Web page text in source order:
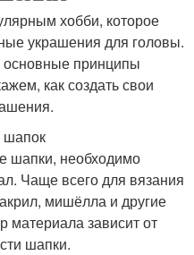
хобби, которое
украшения для головы.
основные принципы
как создать свои
шапок
шапки, необходимо
Чаще всего для вязания
мишёлла и другие
материала зависит от
шапки.